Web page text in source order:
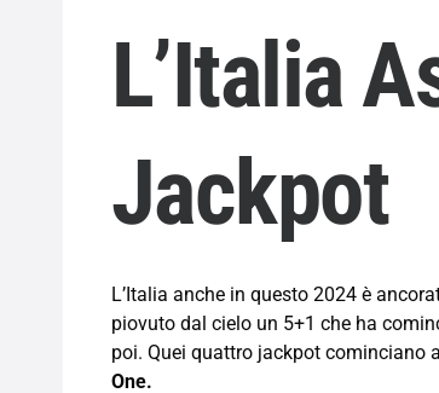
L’Italia
Jackpot
L’Italia anche in questo 2024 è
piovuto dal cielo un 5+1 che ha
poi. Quei quattro jackpot cominciano
One.